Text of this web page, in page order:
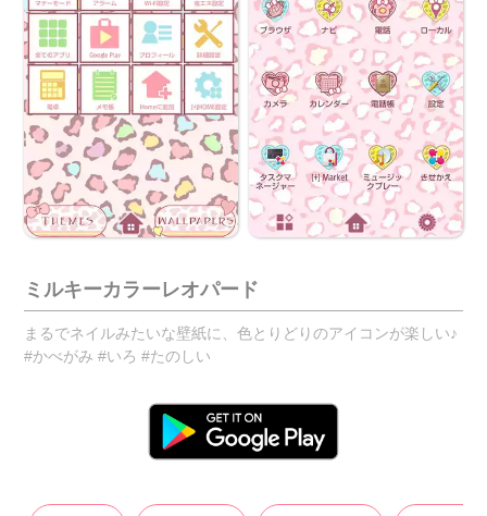
ミルキーカラーレオパード
まるでネイルみたいな壁紙に、色とりどりのアイコンが楽しい♪
#かべがみ #いろ #たのしい